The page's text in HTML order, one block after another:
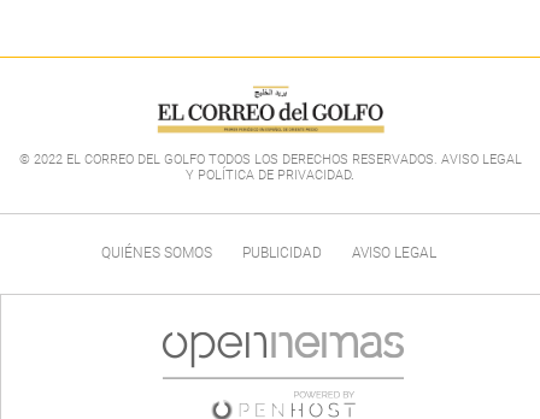
© 2022 EL CORREO DEL GOLFO TODOS LOS DERECHOS RESERVADOS. AVISO LEGAL
Y POLÍTICA DE PRIVACIDAD.
QUIÉNES SOMOS PUBLICIDAD AVISO LEGAL